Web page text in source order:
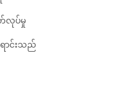
လုပ်မှု
ာင်းသည်